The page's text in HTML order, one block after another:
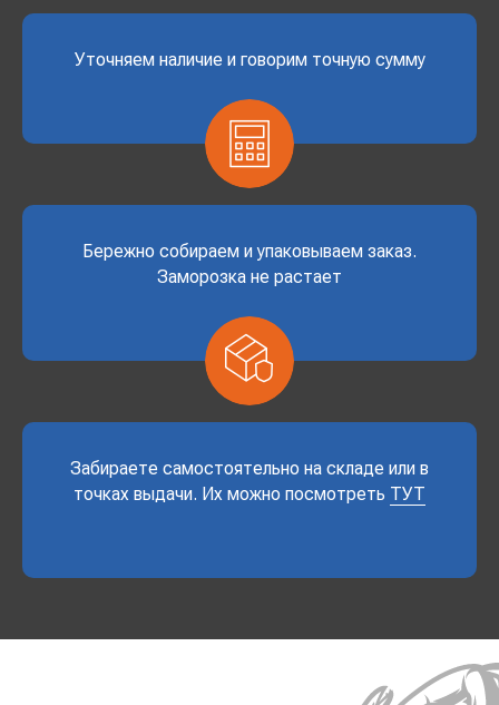
Уточняем наличие и говорим точную сумму
Бережно собираем и упаковываем заказ.
Заморозка не растает
Забираете самостоятельно на складе или в
точках выдачи. Их можно посмотреть ТУТ